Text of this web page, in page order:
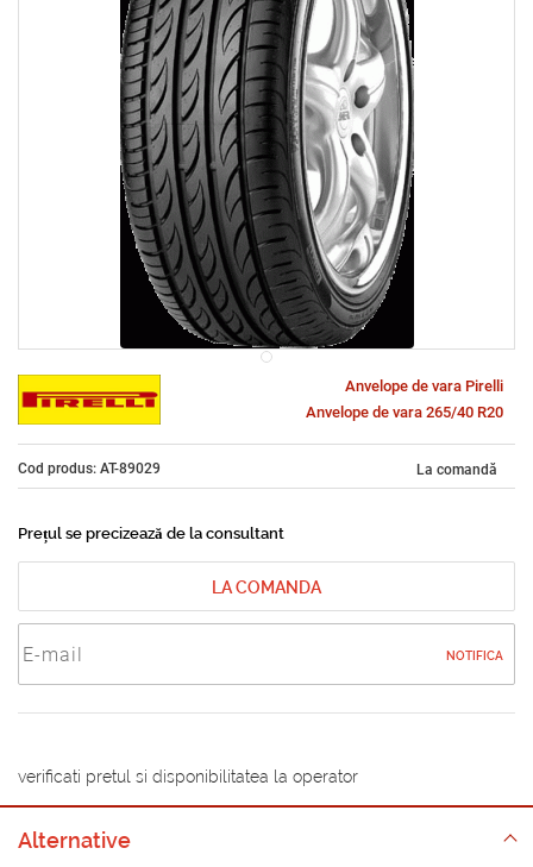
Anvelope de vara Pirelli
Anvelope de vara 265/40 R20
Cod produs: AT-89029 La comandă
Prețul se precizează de la consultant
LA COMANDA
NOTIFICA
verificati pretul si disponibilitatea la operator
Alternative